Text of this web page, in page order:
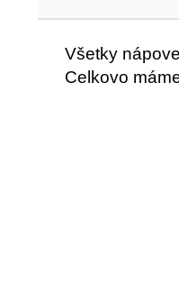
Všetky
Celkovo